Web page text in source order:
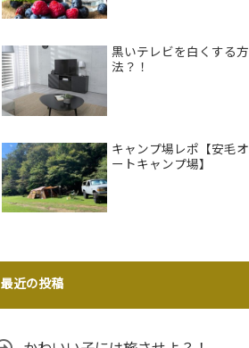
黒いテレビを白くする方
法？！
キャンプ場レポ【安毛オ
ートキャンプ場】
最近の投稿